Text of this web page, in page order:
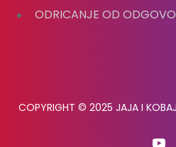
ODRICANJE OD
COPYRIGHT © 2025 JAJA I